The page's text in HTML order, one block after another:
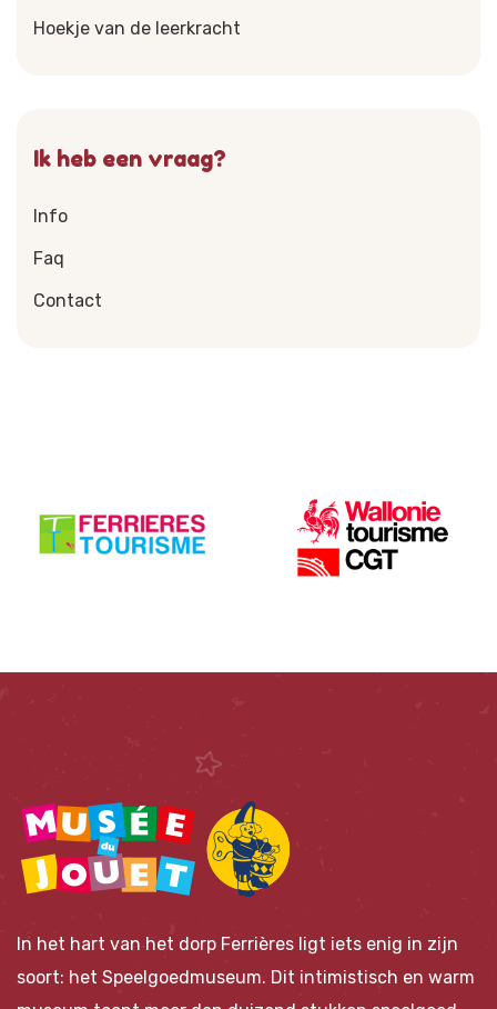
Hoekje van de leerkracht
Ik heb een vraag?
Info
Faq
Contact
In het hart van het dorp Ferrières ligt iets enig in zijn
soort: het Speelgoedmuseum. Dit intimistisch en warm